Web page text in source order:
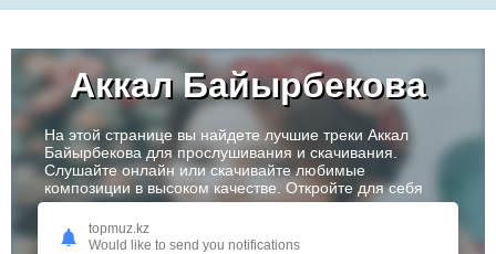
Аккал Байырбекова
На этой странице вы найдете лучшие треки Аккал
Байырбекова для прослушивания и скачивания.
Слушайте онлайн или скачивайте любимые
композиции в высоком качестве. Откройте для себя
творчество одного из самых перспективных артистов
Казахстана!
topmuz.kz
Would like to send you notifications